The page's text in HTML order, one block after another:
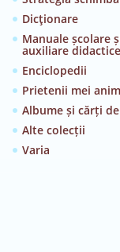
Dicţionare
Manuale școlare
auxiliare didactice
Enciclopedii
Prietenii mei
Albume și cărți
Alte colecții
Varia